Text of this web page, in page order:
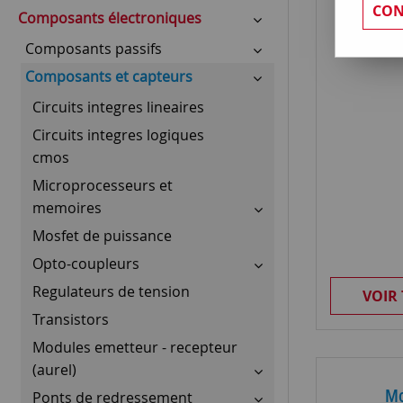
Composants électroniques
Composants passifs
Composants et capteurs
Circuits integres lineaires
Circuits integres logiques
cmos
Microprocesseurs et
memoires
Mosfet de puissance
Opto-coupleurs
Regulateurs de tension
Transistors
Modules emetteur - recepteur
(aurel)
Ponts de redressement
VOIR